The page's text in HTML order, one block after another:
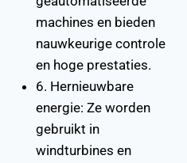
machines en bieden
nauwkeurige controle
en hoge prestaties.
6. Hernieuwbare
energie: Ze worden
gebruikt in
windturbines en